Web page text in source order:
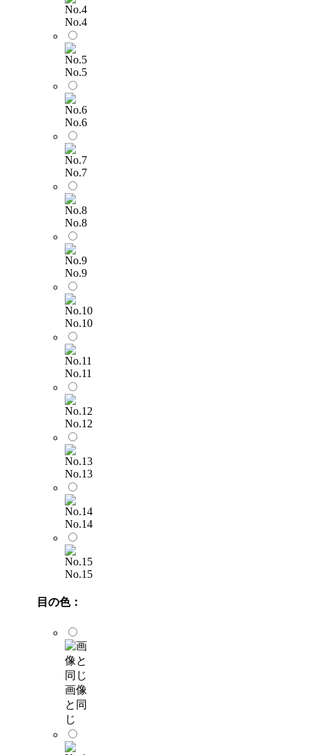
No.4
No.5
No.6
No.7
No.8
No.9
No.10
No.11
No.12
No.13
No.14
No.15
目の色：
画像
と同
じ